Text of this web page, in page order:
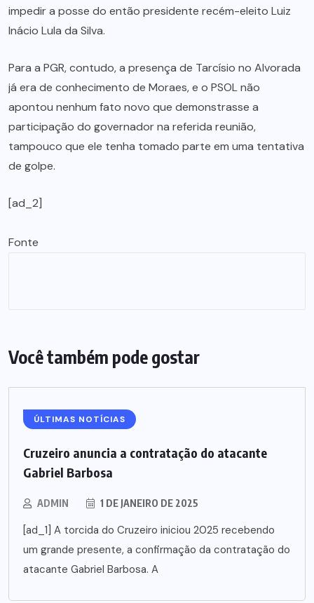
impedir a posse do então presidente recém-eleito Luiz
Inácio Lula da Silva.
Para a PGR, contudo, a presença de Tarcísio no Alvorada
já era de conhecimento de Moraes, e o PSOL não
apontou nenhum fato novo que demonstrasse a
participação do governador na referida reunião,
tampouco que ele tenha tomado parte em uma tentativa
de golpe.
[ad_2]
Fonte
Você também pode gostar
ÚLTIMAS NOTÍCIAS
Cruzeiro anuncia a contratação do atacante
Gabriel Barbosa
ADMIN 1 DE JANEIRO DE 2025
[ad_1] A torcida do Cruzeiro iniciou 2025 recebendo
um grande presente, a confirmação da contratação do
atacante Gabriel Barbosa. A